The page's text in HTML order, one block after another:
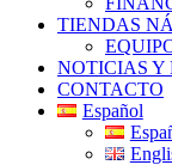
TIENDAS
NOTICIAS Y
CONTACTO
Español